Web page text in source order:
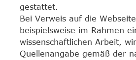
gestattet.
Bei Verweis auf die
beispielsweise im Rahmen
wissenschaftlichen Arbeit,
Quellenangabe gemäß der